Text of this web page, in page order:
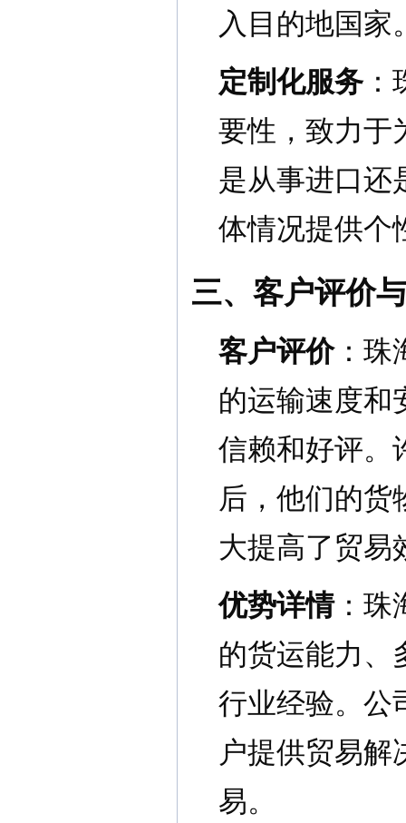
入目的地国家
定制化服务：
要性，致力于
是从事进口还
体情况提供个
三、客户评价
客户评价：珠
的运输速度和
信赖和好评。
后，他们的货
大提高了贸易
优势详情：珠
的货运能力、
行业经验。公
户提供贸易
易。